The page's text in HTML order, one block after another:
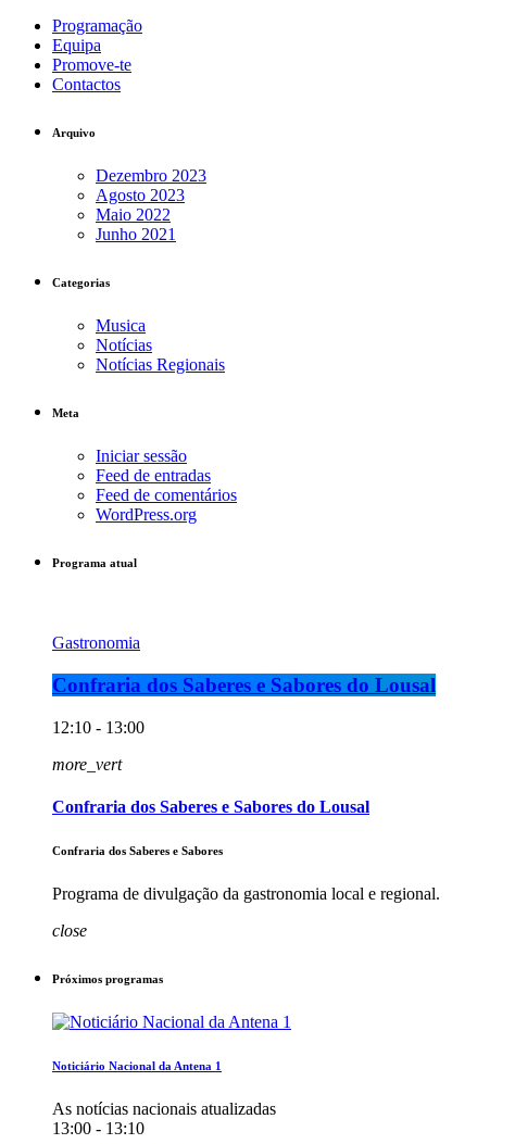
Programação
Equipa
Promove-te
Contactos
Arquivo
Dezembro 2023
Agosto 2023
Maio 2022
Junho 2021
Categorias
Musica
Notícias
Notícias Regionais
Meta
Iniciar sessão
Feed de entradas
Feed de comentários
WordPress.org
Programa atual
Gastronomia
Confraria dos Saberes e Sabores do Lousal
12:10 - 13:00
more_vert
Confraria dos Saberes e Sabores do Lousal
Confraria dos Saberes e Sabores
Programa de divulgação da gastronomia local e regional.
close
Próximos programas
Noticiário Nacional da Antena 1
As notícias nacionais atualizadas
13:00 - 13:10